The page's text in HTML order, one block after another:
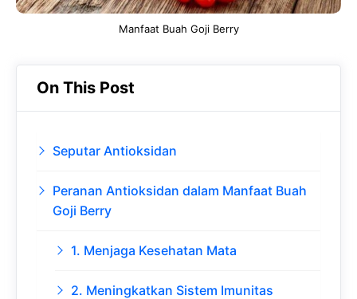
Manfaat Buah Goji Berry
On This Post
Seputar Antioksidan
Peranan Antioksidan dalam Manfaat Buah
Goji Berry
1. Menjaga Kesehatan Mata
2. Meningkatkan Sistem Imunitas